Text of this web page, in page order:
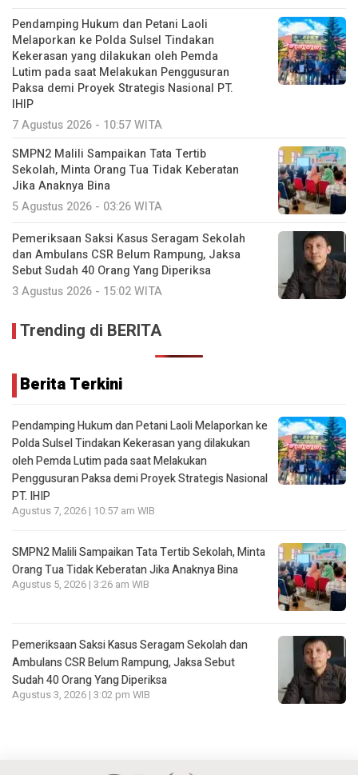
Pendamping Hukum dan Petani Laoli
Melaporkan ke Polda Sulsel Tindakan
Kekerasan yang dilakukan oleh Pemda
Lutim pada saat Melakukan Penggusuran
Paksa demi Proyek Strategis Nasional PT.
IHIP
7 Agustus 2026 - 10:57 WITA
SMPN2 Malili Sampaikan Tata Tertib
Sekolah, Minta Orang Tua Tidak Keberatan
Jika Anaknya Bina
5 Agustus 2026 - 03:26 WITA
Pemeriksaan Saksi Kasus Seragam Sekolah
dan Ambulans CSR Belum Rampung, Jaksa
Sebut Sudah 40 Orang Yang Diperiksa
3 Agustus 2026 - 15:02 WITA
Trending di BERITA
Berita Terkini
Pendamping Hukum dan Petani Laoli Melaporkan ke
Polda Sulsel Tindakan Kekerasan yang dilakukan
oleh Pemda Lutim pada saat Melakukan
Penggusuran Paksa demi Proyek Strategis Nasional
PT. IHIP
Agustus 7, 2026 | 10:57 am WIB
SMPN2 Malili Sampaikan Tata Tertib Sekolah, Minta
Orang Tua Tidak Keberatan Jika Anaknya Bina
Agustus 5, 2026 | 3:26 am WIB
Pemeriksaan Saksi Kasus Seragam Sekolah dan
Ambulans CSR Belum Rampung, Jaksa Sebut
Sudah 40 Orang Yang Diperiksa
Agustus 3, 2026 | 3:02 pm WIB